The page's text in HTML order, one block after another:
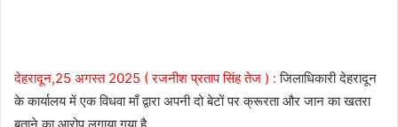
देहरादून,25 अगस्त 2025 ( रजनीश प्रताप सिंह तेज ) : जिलाधिकारी देहरादून
के कार्यालय में एक विधवा माँ द्वारा अपनी दो बेटों पर क्रूरता और जान का खतरा
बताने का आरोप लगाया गया है.